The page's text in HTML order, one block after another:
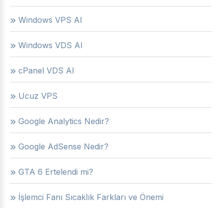
Windows VPS Al
Windows VDS Al
cPanel VDS Al
Ucuz VPS
Google Analytics Nedir?
Google AdSense Nedir?
GTA 6 Ertelendi mi?
İşlemci Fanı Sıcaklık Farkları ve Önemi